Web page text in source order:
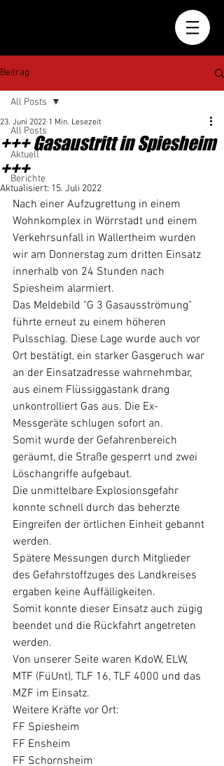
Beitrag
All Posts
Aktuell
Berichte
All Posts
+++ Gasaustritt in Spiesheim
+++
23. Juni 2022 1 Min. Lesezeit
Aktualisiert: 15. Juli 2022
Nach einer Aufzugrettung in einem
Wohnkomplex in Wörrstadt und einem
Verkehrsunfall in Wallertheim wurden
wir am Donnerstag zum dritten Einsatz
innerhalb von 24 Stunden nach
Spiesheim alarmiert.
Das Meldebild "G 3 Gasausströmung"
führte erneut zu einem höheren
Pulsschlag. Diese Lage wurde auch vor
Ort bestätigt, ein starker Gasgeruch war
an der Einsatzadresse wahrnehmbar,
aus einem Flüssiggastank drang
unkontrolliert Gas aus. Die Ex-
Messgeräte schlugen sofort an.
Somit wurde der Gefahrenbereich
geräumt, die Straße gesperrt und zwei
Löschangriffe aufgebaut.
Die unmittelbare Explosionsgefahr
konnte schnell durch das beherzte
Eingreifen der örtlichen Einheit gebannt
werden.
Spätere Messungen durch Mitglieder
des Gefahrstoffzuges des Landkreises
ergaben keine Auffälligkeiten.
Somit konnte dieser Einsatz auch zügig
beendet und die Rückfahrt angetreten
werden.
Von unserer Seite waren KdoW, ELW,
MTF (FüUnt), TLF 16, TLF 4000 und das
MZF im Einsatz.
Weitere Kräfte vor Ort:
FF Spiesheim
FF Ensheim
FF Schornsheim